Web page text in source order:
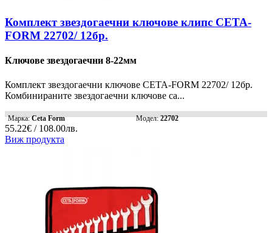
Комплект звездогаечни ключове клипс CETA-
FORM 22702/ 12бр.
Ключове звездогаечни 8-22мм
Комплект звездогаечни ключове CETA-FORM 22702/ 12бр.
Комбинираните звездогаечни ключове са...
Марка:Ceta Form Модел:22702
55.22€ / 108.00лв.
Виж продукта